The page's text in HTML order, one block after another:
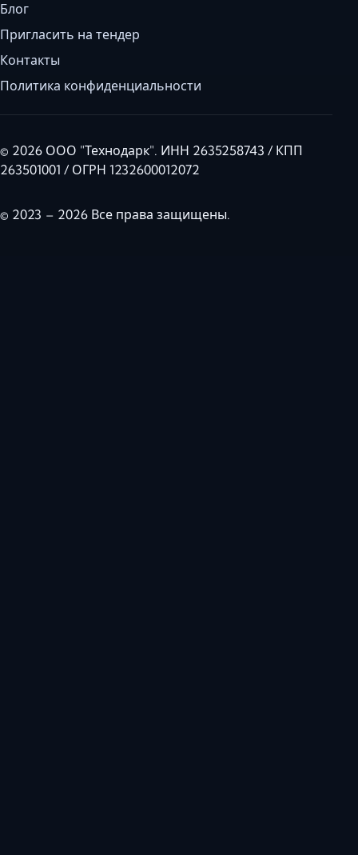
Блог
Пригласить на тендер
Контакты
Политика конфиденциальности
© 2026 ООО "Технодарк". ИНН 2635258743 / КПП
263501001 / ОГРН 1232600012072
© 2023 – 2026 Все права защищены.